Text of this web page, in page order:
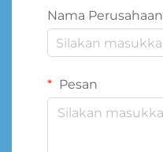
Nama Perusahaan
Pesan